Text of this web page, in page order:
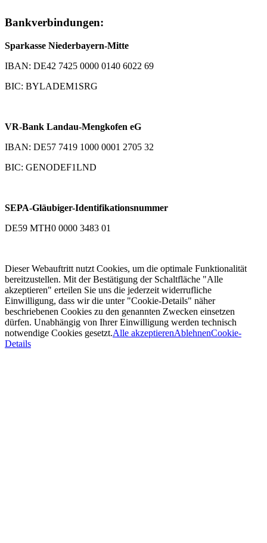
Bankverbindungen:
Sparkasse Niederbayern-Mitte
IBAN: DE42 7425 0000 0140 6022 69
BIC: BYLADEM1SRG
VR-Bank Landau-Mengkofen eG
IBAN: DE57 7419 1000 0001 2705 32
BIC: GENODEF1LND
SEPA-Gläubiger-Identifikationsnummer
DE59 MTH0 0000 3483 01
Dieser Webauftritt nutzt Cookies, um die optimale Funktionalität
bereitzustellen. Mit der Bestätigung der Schaltfläche "Alle
akzeptieren" erteilen Sie uns die jederzeit widerrufliche
Einwilligung, dass wir die unter "Cookie-Details" näher
beschriebenen Cookies zu den genannten Zwecken einsetzen
dürfen. Unabhängig von Ihrer Einwilligung werden technisch
notwendige Cookies gesetzt.Alle akzeptierenAblehnenCookie-
Details